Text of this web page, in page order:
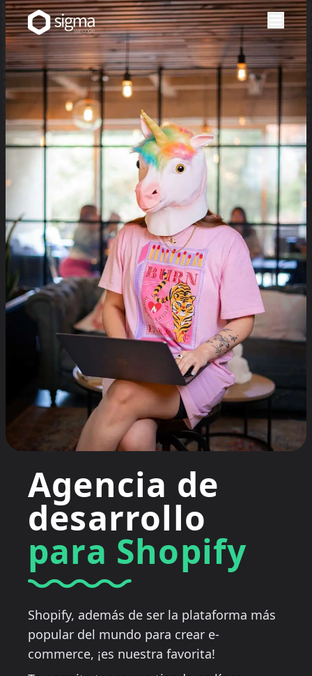
Agencia de
desarrollo
para Shopify
Shopify, además de ser la plataforma más
popular del mundo para crear e-
commerce, ¡es nuestra favorita!